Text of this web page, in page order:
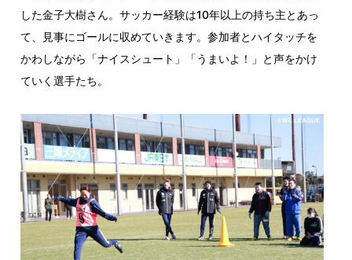
した金子大樹さん。サッカー経験は10年以上の持ち主とあっ
て、見事にゴールに収めていきます。参加者とハイタッチを
かわしながら「ナイスシュート」「うまいよ！」と声をかけ
ていく選手たち。